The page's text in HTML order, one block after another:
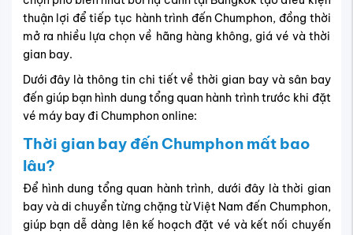
thuận lợi để tiếp tục hành trình đến Chumphon, đồng thời
mở ra nhiều lựa chọn về hãng hàng không, giá vé và thời
gian bay.
Dưới đây là thông tin chi tiết về thời gian bay và sân bay
đến giúp bạn hình dung tổng quan hành trình trước khi đặt
vé máy bay đi Chumphon online:
Thời gian bay đến Chumphon mất bao
lâu?
Để hình dung tổng quan hành trình, dưới đây là thời gian
bay và di chuyển từng chặng từ Việt Nam đến Chumphon,
giúp bạn dễ dàng lên kế hoạch đặt vé và kết nối chuyến